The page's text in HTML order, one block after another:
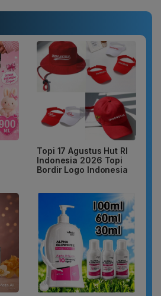
Topi 17 Agustus Hut RI
Indonesia 2026 Topi
Bordir Logo Indonesia